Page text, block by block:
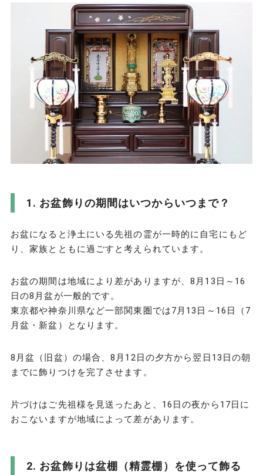
お盆飾りの期間はいつからいつまで？
お盆になると浄土にいる先祖の霊が一時的に自宅にもど
り、家族とともに過ごすと考えられています。
お盆の期間は地域により差がありますが、8月13日～16
日の8月盆が一般的です。
東京都や神奈川県など一部関東圏では7月13日～16日（7
月盆・新盆）となります。
8月盆（旧盆）の場合、8月12日の夕方から翌日13日の朝
までに飾りつけを完了させます。
片づけはご先祖様を見送ったあと、16日の夜から17日に
おこないますが地域によって差があります。
お盆飾りは盆棚（精霊棚）を使って飾る